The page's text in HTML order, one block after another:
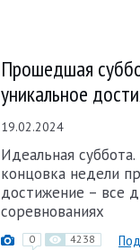
Прошедшая
уникальное
19.02.2024
Идеальная
концовка недели
достижение – все
соревнованиях
0 4238